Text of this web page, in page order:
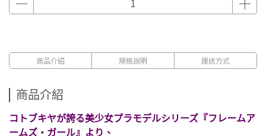
商品介紹 規格說明 運送方式
商品介紹
コトブキヤが誇る美少女プラモデルシリーズ『フレームア
ームズ・ガール』より、